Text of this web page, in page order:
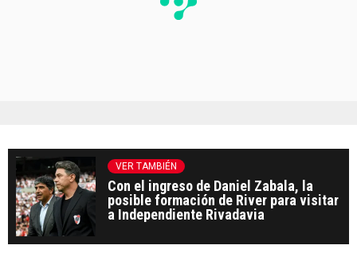
VER TAMBIÉN
Con el ingreso de Daniel Zabala, la
posible formación de River para visitar
a Independiente Rivadavia